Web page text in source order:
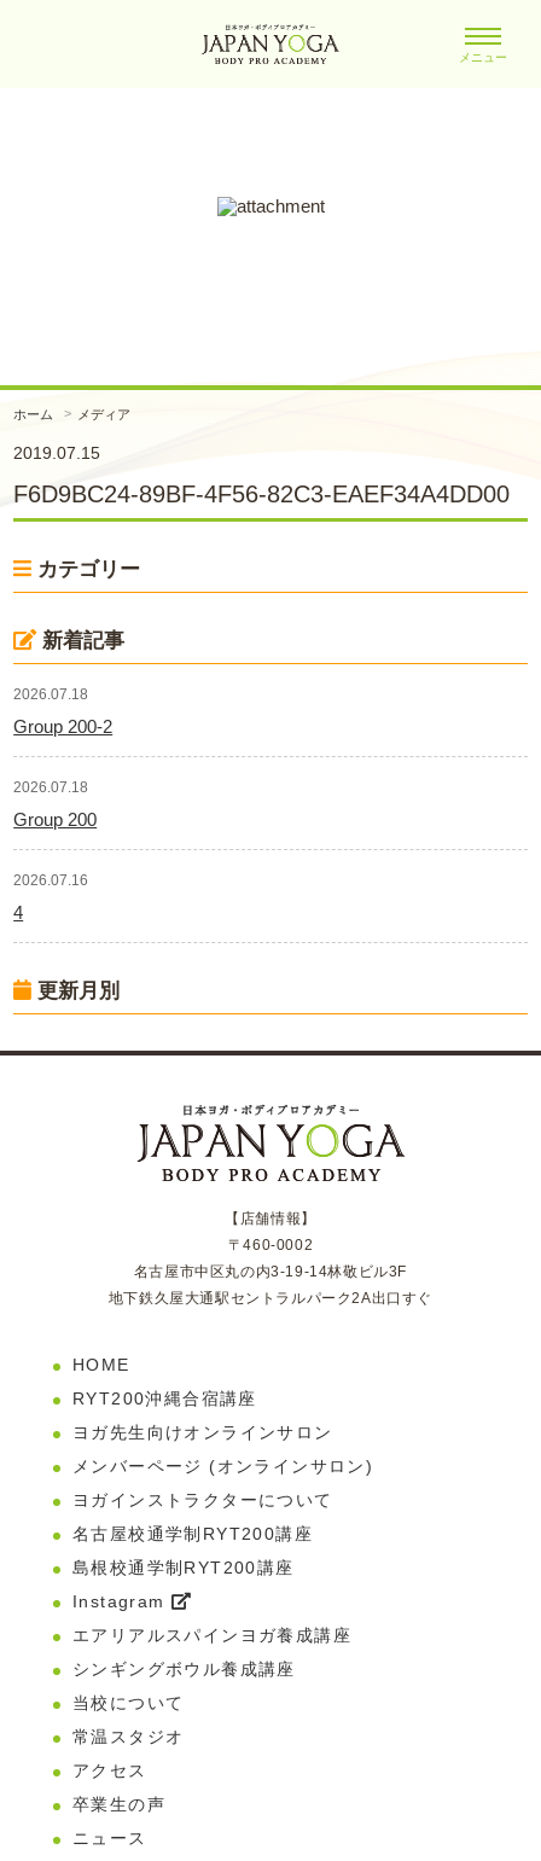
メニュー
ホーム メディア
2019.07.15
F6D9BC24-89BF-4F56-82C3-EAEF34A4DD00
カテゴリー
新着記事
2026.07.18
Group 200-2
2026.07.18
Group 200
2026.07.16
4
更新月別
【店舗情報】
〒460-0002
名古屋市中区丸の内3-19-14林敬ビル3F
地下鉄久屋大通駅セントラルパーク2A出口すぐ
HOME
RYT200沖縄合宿講座
ヨガ先生向けオンラインサロン
メンバーページ (オンラインサロン)
ヨガインストラクターについて
名古屋校通学制RYT200講座
島根校通学制RYT200講座
Instagram
エアリアルスパインヨガ養成講座
シンギングボウル養成講座
当校について
常温スタジオ
アクセス
卒業生の声
ニュース